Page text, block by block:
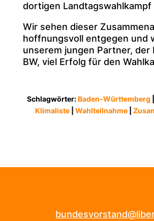
dortigen
Wir sehen dieser
hoffnungsvoll entgegen und
unserem jungen Partner, der
BW, viel Erfolg für den
Schlagwörter:Baden-Württemberg
Klimaliste| Wahlteilnahme|